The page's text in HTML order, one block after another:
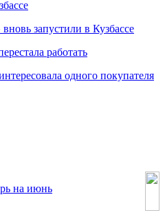
запустили в Кузбассе
работать
одного покупателя
на июнь